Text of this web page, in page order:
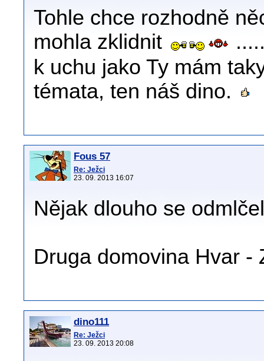
Tohle chce rozhodně
mohla zklidnit
k uchu jako Ty mám
témata, ten náš dino.
Fous 57
Re: Ježci
23. 09. 2013 16:07
Nějak dlouho se
Druga domovina Hvar -
dino111
Re: Ježci
23. 09. 2013 20:08